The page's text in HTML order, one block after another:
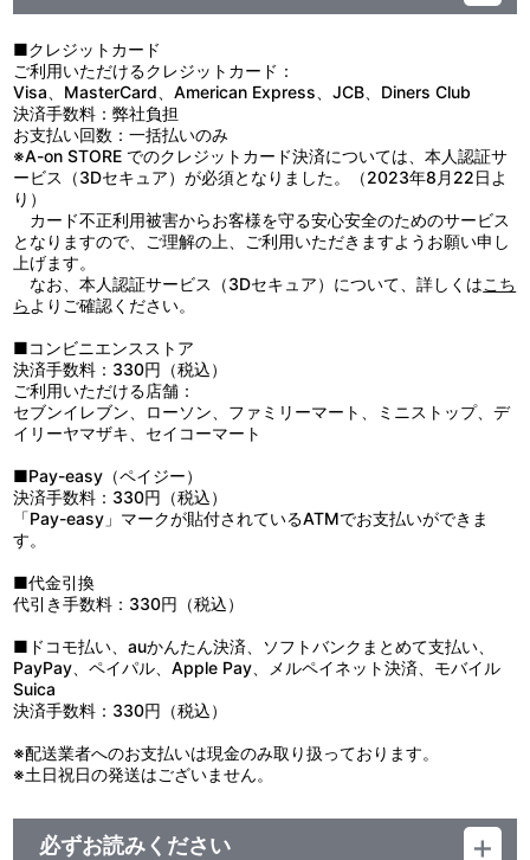
■クレジットカード
ご利用いただけるクレジットカード：
Visa、MasterCard、American Express、JCB、Diners Club
決済手数料：弊社負担
お支払い回数：一括払いのみ
※A-on STORE でのクレジットカード決済については、本人認証サ
ービス（3Dセキュア）が必須となりました。（2023年8月22日よ
り）
カード不正利用被害からお客様を守る安心安全のためのサービス
となりますので、ご理解の上、ご利用いただきますようお願い申し
上げます。
なお、本人認証サービス（3Dセキュア）について、詳しくはこち
ら よりご確認ください。
■コンビニエンスストア
決済手数料：330円（税込）
ご利用いただける店舗：
セブンイレブン、ローソン、ファミリーマート、ミニストップ、デ
イリーヤマザキ、セイコーマート
■Pay-easy（ペイジー）
決済手数料：330円（税込）
「Pay-easy」マークが貼付されているATMでお支払いができま
す。
■代金引換
代引き手数料：330円（税込）
■ドコモ払い、auかんたん決済、ソフトバンクまとめて支払い、
PayPay、ペイパル、Apple Pay、メルペイネット決済、モバイル
Suica
決済手数料：330円（税込）
※配送業者へのお支払いは現金のみ取り扱っております。
※土日祝日の発送はございません。
必ずお読みください